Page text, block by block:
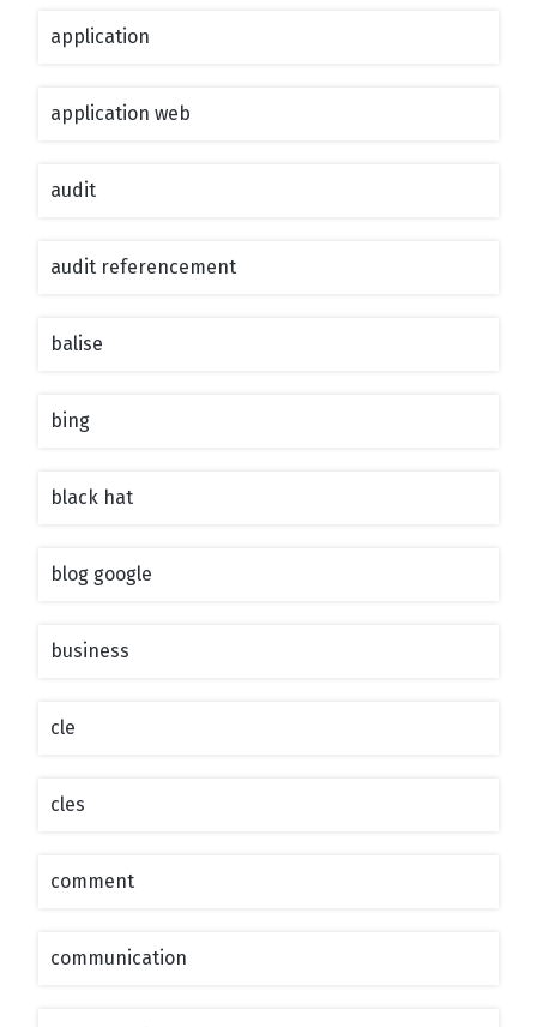
application
application web
audit
audit referencement
balise
bing
black hat
blog google
business
cle
cles
comment
communication